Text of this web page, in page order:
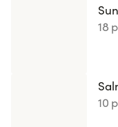
18
10